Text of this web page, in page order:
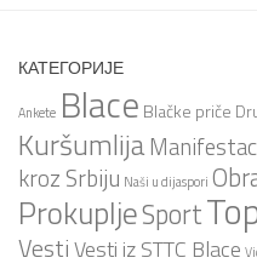
КАТЕГОРИЈЕ
Ankete Blace Blačke priče
Kuršumlija
kroz Srbiju Naši u dijaspori
ProkupljeSport
VestiVesti iz STTC Blace